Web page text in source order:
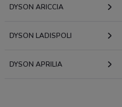
DYSON ARICCIA
DYSON LADISPOLI
DYSON APRILIA